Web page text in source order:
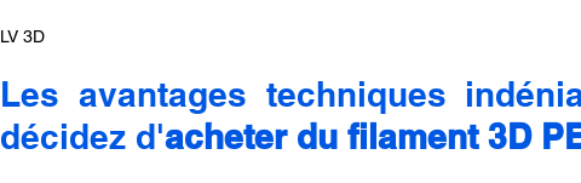
LV 3D
Les avantages techniques
décidez d'acheter du filament 3D